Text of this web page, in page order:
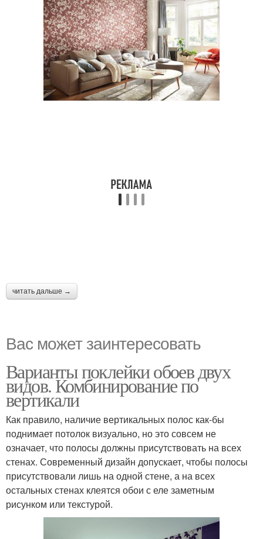
читать дальше →
Вас может заинтересовать
Варианты поклейки обоев двух
видов. Комбинирование по
вертикали
Как правило, наличие вертикальных полос как-бы
поднимает потолок визуально, но это совсем не
означает, что полосы должны присутствовать на всех
стенах. Современный дизайн допускает, чтобы полосы
присутствовали лишь на одной стене, а на всех
остальных стенах клеятся обои с еле заметным
рисунком или текстурой.